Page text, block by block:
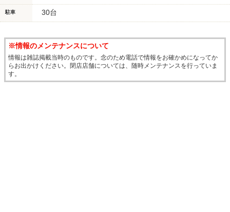
駐車 30台
※情報のメンテナンスについて
情報は雑誌掲載当時のものです。念のため電話で情報をお確かめになってか
らお出かけください。閉店店舗については、随時メンテナンスを行っていま
す。